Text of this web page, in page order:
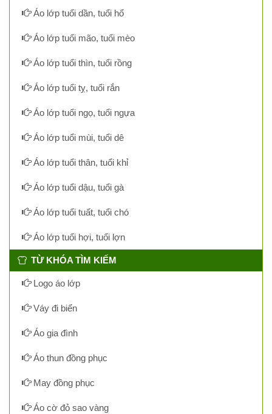
Áo lớp tuổi dần, tuổi hổ
Áo lớp tuổi mão, tuổi mèo
Áo lớp tuổi thìn, tuổi rồng
Áo lớp tuổi tỵ, tuổi rắn
Áo lớp tuổi ngọ, tuổi ngựa
Áo lớp tuổi mùi, tuổi dê
Áo lớp tuổi thân, tuổi khỉ
Áo lớp tuổi dậu, tuổi gà
Áo lớp tuổi tuất, tuổi chó
Áo lớp tuổi hợi, tuổi lợn
TỪ KHÓA TÌM KIẾM
Logo áo lớp
Váy đi biển
Áo gia đình
Áo thun đồng phục
May đồng phục
Áo cờ đỏ sao vàng